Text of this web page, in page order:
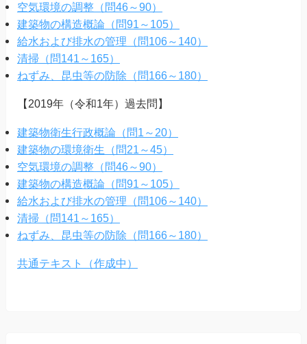
空気環境の調整（問46～90）
建築物の構造概論（問91～105）
給水および排水の管理（問106～140）
清掃（問141～165）
ねずみ、昆虫等の防除（問166～180）
【2019年（令和1年）過去問】
建築物衛生行政概論（問1～20）
建築物の環境衛生（問21～45）
空気環境の調整（問46～90）
建築物の構造概論（問91～105）
給水および排水の管理（問106～140）
清掃（問141～165）
ねずみ、昆虫等の防除（問166～180）
共通テキスト（作成中）